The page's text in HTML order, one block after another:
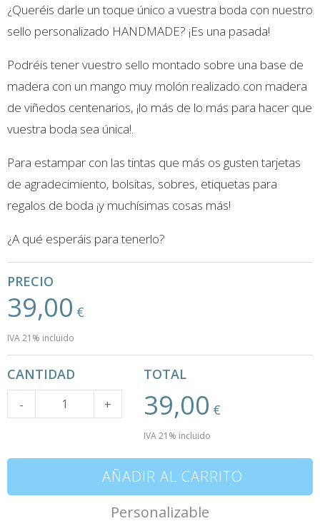
¿Queréis darle un toque único a vuestra boda con nuestro
sello personalizado HANDMADE? ¡Es una pasada!
Podréis tener vuestro sello montado sobre una base de
madera con un mango muy molón realizado con madera
de viñedos centenarios, ¡lo más de lo más para hacer que
vuestra boda sea única!.
Para estampar con las tintas que más os gusten tarjetas
de agradecimiento, bolsitas, sobres, etiquetas para
regalos de boda ¡y muchísimas cosas más!
¿A qué esperáis para tenerlo?
PRECIO
39,00€
IVA 21% incluido
CANTIDAD
-
Cantidad +
TOTAL
39,00€
IVA 21% incluido
AÑADIR AL CARRITO
Personalizable